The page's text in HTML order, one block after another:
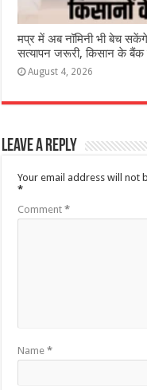
मप्र में अब नॉमिनी भी बेच
सत्यापन जरूरी, किसान के बैंक
August 4, 2026
Leave a Reply
Your email address will not
*
Comment*
Name*